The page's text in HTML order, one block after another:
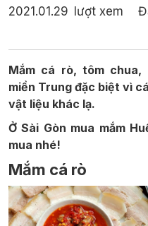
2021.01.29
lượt xem
Mắm cá rò, tôm chua,
miền Trung đặc biệt vì
vật liệu khác lạ.
Ở Sài Gòn mua mắm
mua nhé!
Mắm cá rò